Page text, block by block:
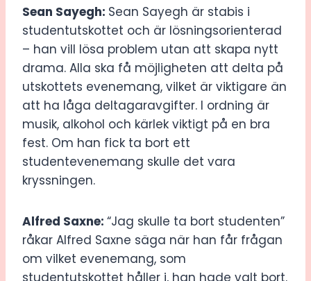
Sean Sayegh: Sean Sayegh är stabis i
studentutskottet och är lösningsorienterad
– han vill lösa problem utan att skapa nytt
drama. Alla ska få möjligheten att delta på
utskottets evenemang, vilket är viktigare än
att ha låga deltagaravgifter. I ordning är
musik, alkohol och kärlek viktigt på en bra
fest. Om han fick ta bort ett
studentevenemang skulle det vara
kryssningen.
Alfred Saxne: “Jag skulle ta bort studenten”
råkar Alfred Saxne säga när han får frågan
om vilket evenemang, som